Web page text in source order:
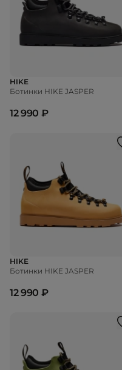
HIKE
Ботинки HIKE JASPER
12 990 ₽
HIKE
Ботинки HIKE JASPER
12 990 ₽